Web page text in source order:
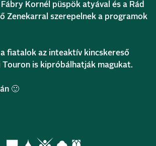
Kornél püspök atyával és a Rád
Zenekarral szerepelnek a programok
a fiatalok az inteaktív kincskereső
Touron is kipróbálhatják magukat.
🙂